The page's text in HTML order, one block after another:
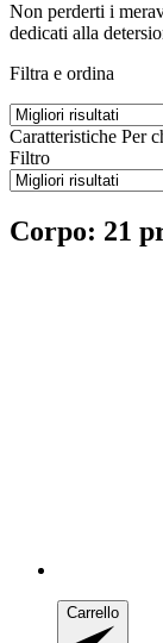
Non perderti i
dedicati alla
Filtra e ordina
Caratteristiche Per
Filtro
Corpo: 21
Carrello